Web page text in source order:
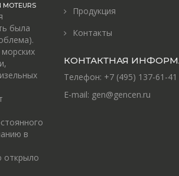
MOTEURS
была
в
открыло
Продукция
Контакты
КОНТАКТНАЯ
Телефон: +7 (495) 137-61-41
E-mail: gen@gencen.ru